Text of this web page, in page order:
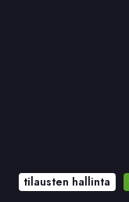
tilausten hallinta